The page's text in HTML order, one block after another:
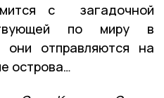
с загадочной
по миру в
они отправляются на
острова…